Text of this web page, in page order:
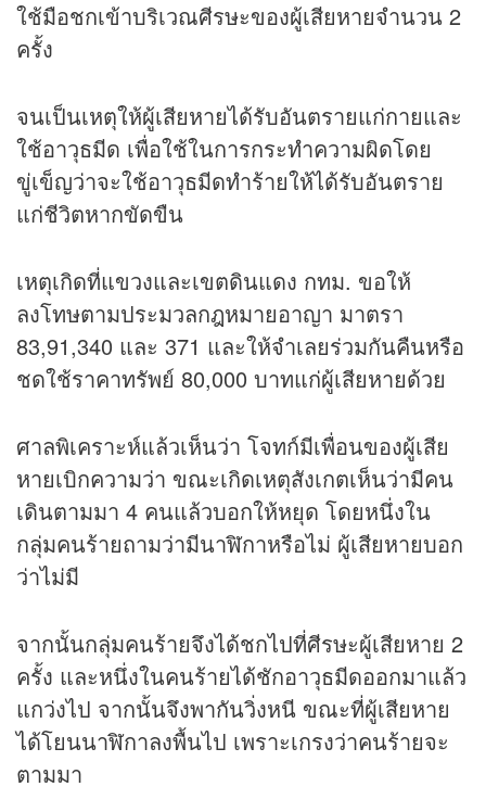
ใช้มือชกเข้าบริเวณศีรษะของผู้เสียหายจำนวน 2
ครั้ง
จนเป็นเหตุให้ผู้เสียหายได้รับอันตรายแก่กายและ
ใช้อาวุธมีด เพื่อใช้ในการกระทำความผิดโดย
ขู่เข็ญว่าจะใช้อาวุธมีดทำร้ายให้ได้รับอันตราย
แก่ชีวิตหากขัดขืน
เหตุเกิดที่แขวงและเขตดินแดง กทม. ขอให้
ลงโทษตามประมวลกฎหมายอาญา มาตรา
83,91,340 และ 371 และให้จำเลยร่วมกันคืนหรือ
ชดใช้ราคาทรัพย์ 80,000 บาทแก่ผู้เสียหายด้วย
ศาลพิเคราะห์แล้วเห็นว่า โจทก์มีเพื่อนของผู้เสีย
หายเบิกความว่า ขณะเกิดเหตุสังเกตเห็นว่ามีคน
เดินตามมา 4 คนแล้วบอกให้หยุด โดยหนึ่งใน
กลุ่มคนร้ายถามว่ามีนาฬิกาหรือไม่ ผู้เสียหายบอก
ว่าไม่มี
จากนั้นกลุ่มคนร้ายจึงได้ชกไปที่ศีรษะผู้เสียหาย 2
ครั้ง และหนึ่งในคนร้ายได้ชักอาวุธมีดออกมาแล้ว
แกว่งไป จากนั้นจึงพากันวิ่งหนี ขณะที่ผู้เสียหาย
ได้โยนนาฬิกาลงพื้นไป เพราะเกรงว่าคนร้ายจะ
ตามมา